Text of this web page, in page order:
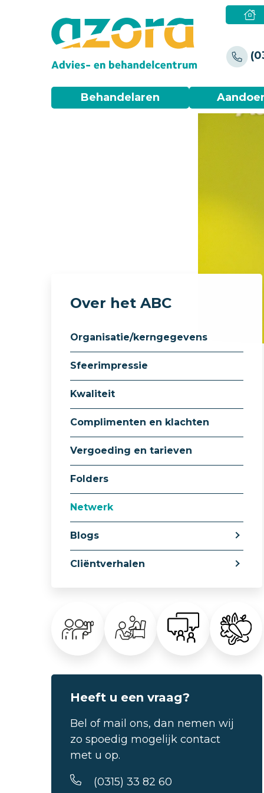
Behandelaren
Over het ABC
Organisatie/kerngegevens
Sfeerimpressie
Kwaliteit
Complimenten en klachten
Vergoeding en tarieven
Folders
Netwerk
Blogs
Cliëntverhalen
Heeft u een vraag?
Bel of mail ons, dan nemen wij
zo spoedig mogelijk contact
met u op.
(0315) 33 82 60